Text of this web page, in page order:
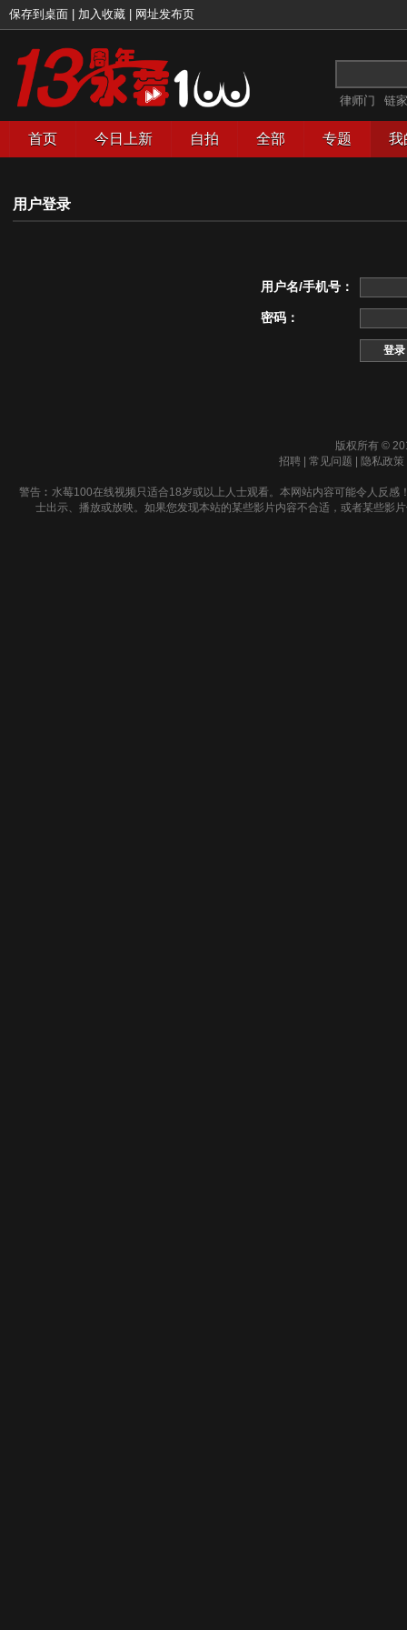
保存到桌面 加入收藏 网址发布页
律师门 链
首页 今日上新 自拍 全部 专题 我
用户登录
用户名/手机号：
密码：
版权所有 ©
招聘
常见问题 隐私政策
警告︰水莓100在线视频只适合18岁或以上人士观看。本网站内容可能令人反
士出示、播放或放映。如果您发现本站的某些影片内容不合适，或者某些